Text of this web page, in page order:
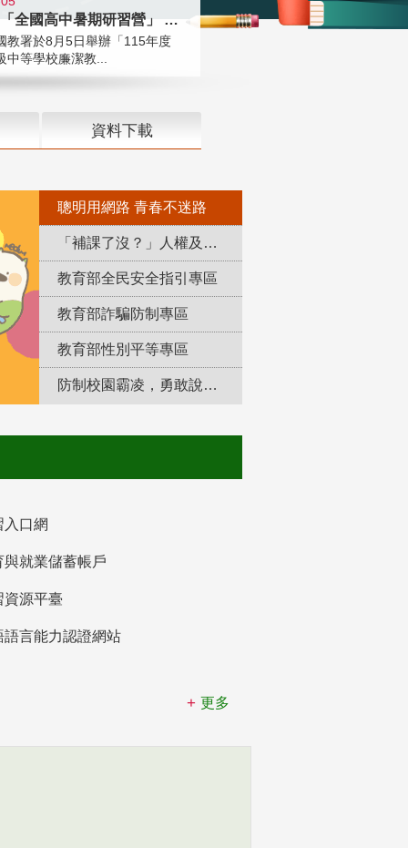
國教署「全國高中暑期研習營」 以多
教署於8月5日舉辦「115年度
中等學校廉潔教...
資料下載
聰明用網路 青春不迷路
「補課了沒？」人權及轉型正義教育專區
教育部全民安全指引專區
教育部詐騙防制專區
教育部性別平等專區
防制校園霸凌，勇敢說出來！
入口網
與就業儲蓄帳戶
資源平臺
語言能力認證網站
更多